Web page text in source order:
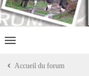
Accueil du forum